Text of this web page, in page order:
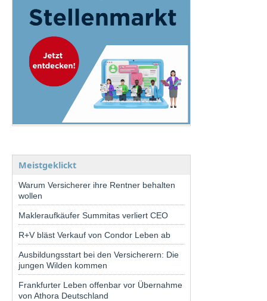
Meistgeklickt
Warum Versicherer ihre Rentner behalten
wollen
Makleraufkäufer Summitas verliert CEO
R+V bläst Verkauf von Condor Leben ab
Ausbildungsstart bei den Versicherern: Die
jungen Wilden kommen
Frankfurter Leben offenbar vor Übernahme
von Athora Deutschland